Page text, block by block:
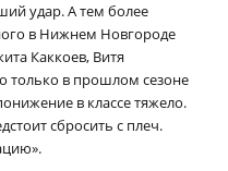
удар. А тем более
в Нижнем Новгороде
Каккоев, Витя
только в прошлом сезоне
в классе тяжело.
сбросить с плеч.